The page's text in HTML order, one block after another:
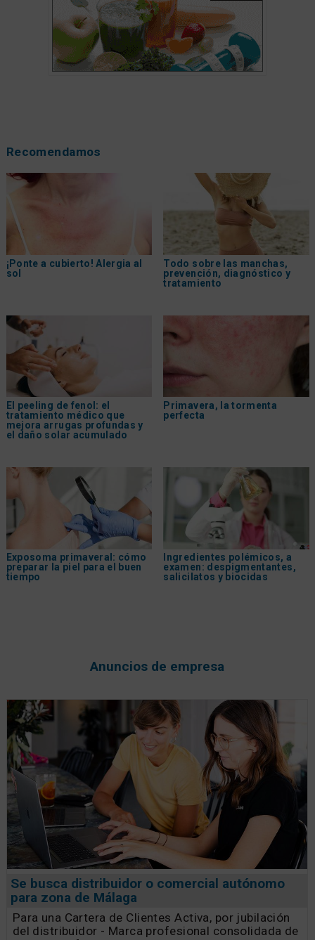
Recomendamos
¡Ponte a cubierto! Alergia al
sol
Todo sobre las manchas,
prevención, diagnóstico y
tratamiento
El peeling de fenol: el
tratamiento médico que
mejora arrugas profundas y
el daño solar acumulado
Primavera, la tormenta
perfecta
Exposoma primaveral: cómo
preparar la piel para el buen
tiempo
Ingredientes polémicos, a
examen: despigmentantes,
salicilatos y biocidas
Anuncios de empresa
Se busca distribuidor o comercial autónomo
para zona de Málaga
Para una Cartera de Clientes Activa, por jubilación
del distribuidor - Marca profesional consolidada de